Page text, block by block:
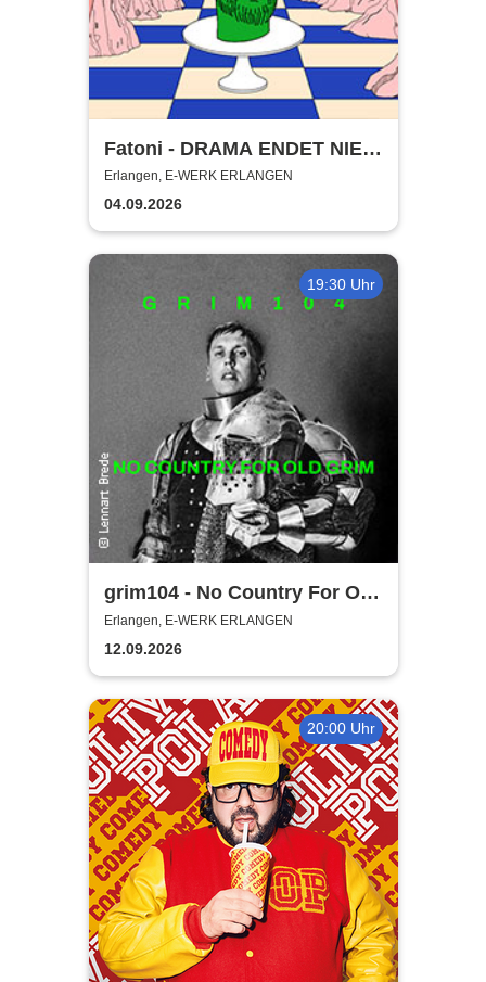
Fatoni - DRAMA ENDET NIE
TOUR 2026
Erlangen, E-WERK ERLANGEN
04.09.2026
19:30 Uhr
grim104 - No Country For Old
Grim Tour 2026
Erlangen, E-WERK ERLANGEN
12.09.2026
20:00 Uhr